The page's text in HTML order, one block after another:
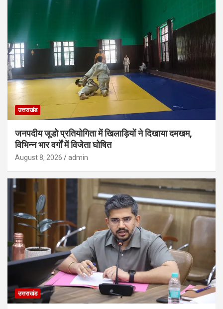
उत्तराखंड
जनपदीय जूडो प्रतियोगिता में खिलाड़ियों ने दिखाया दमखम,
विभिन्न भार वर्गों में विजेता घोषित
August 8, 2026 admin
उत्तराखंड